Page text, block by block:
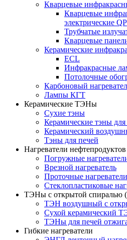
Кварцевые
Кварцевые
электрические QP
Трубчатые
Кварцевые
Керамические
ECL
Инфракрасные
Потолочные
Карбоновый
Лампы КГТ
Керамические ТЭНы
Сухие тэны
Керамические тэны
Керамический
Тэны для печей
Нагреватели
Погружные
Врезной нагреватель
Проточные нагреватели
Стеклопластиковые
ТЭНы с открытой спиралью
ТЭН воздушный с
Сухой керамический
ТЭНы для печей
Гибкие нагреватели